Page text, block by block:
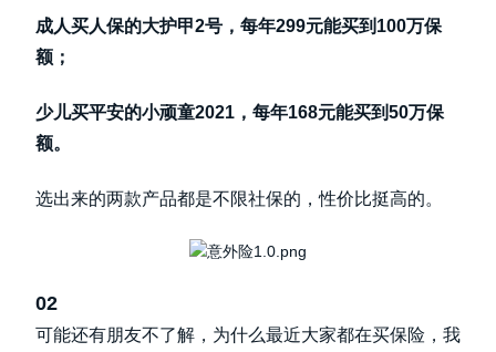
成人买人保的大护甲2号，每年299元能买到100万保
额；
少儿买平安的小顽童2021，每年168元能买到50万保
额。
选出来的两款产品都是不限社保的，性价比挺高的。
02
可能还有朋友不了解，为什么最近大家都在买保险，我